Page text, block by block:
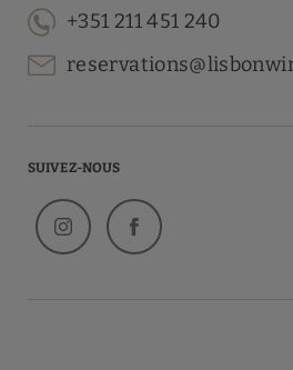
+351 211 451 240
SUIVEZ-NOUS